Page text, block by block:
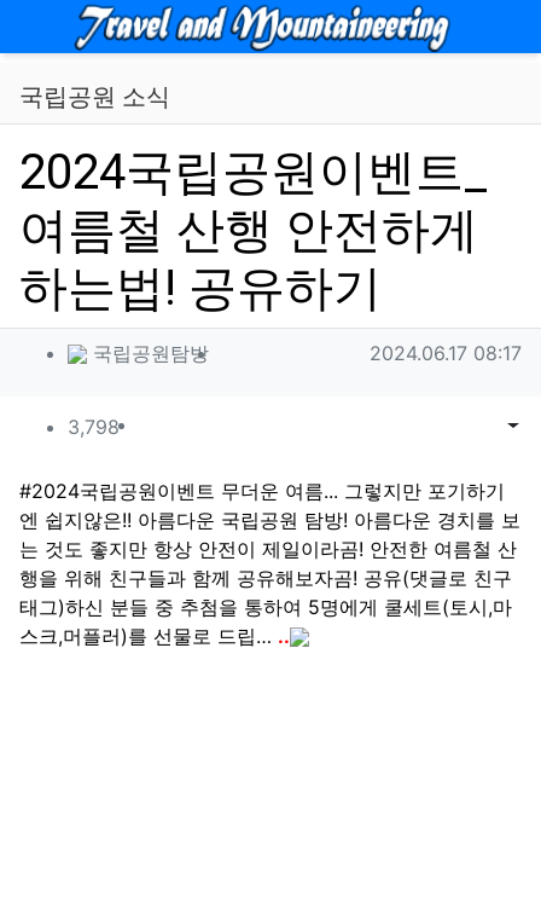
메뉴
국립공원 소식
2024국립공원이벤트_
여름철 산행 안전하게
하는법! 공유하기
작성자 정보
국립공원탐방작성 작성일
2024.06.17 08:17
컨텐츠 정보
3,798조회 목록게
본문
#2024국립공원이벤트 무더운 여름... 그렇지만 포기하기
엔 쉽지않은!! 아름다운 국립공원 탐방! 아름다운 경치를 보
는 것도 좋지만 항상 안전이 제일이라곰! 안전한 여름철 산
행을 위해 친구들과 함께 공유해보자곰! 공유(댓글로 친구
태그)하신 분들 중 추첨을 통하여 5명에게 쿨세트(토시,마
스크,머플러)를 선물로 드립… ..